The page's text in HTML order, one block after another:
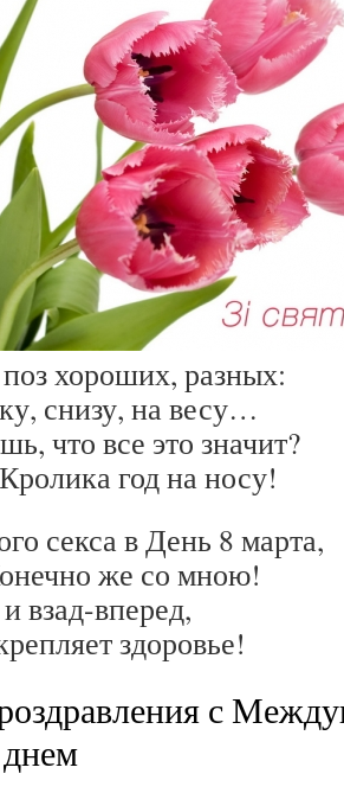
хороших, разных:
снизу, на весу…
что все это значит?
год на носу!
секса в День 8 марта,
же со мною!
взад-вперед,
здоровье!
с